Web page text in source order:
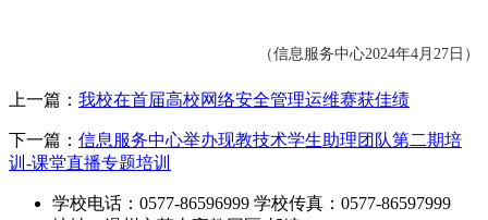
（信息服务中心2024年4月27日）
上一篇： 我校在首届高校网络安全管理运维赛获佳绩
下一篇： 信息服务中心举办现教技术学生助理团队第二期培
训-课堂直播专题培训
学校电话：0577-86596999 学校传真：0577-86597999